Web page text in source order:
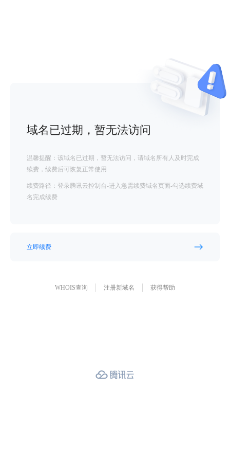
域名已过期，暂无法访问
温馨提醒：该域名已过期，暂无法访问，请域名所有人及时完成
续费，续费后可恢复正常使用
续费路径：登录腾讯云控制台-进入急需续费域名页面-勾选续费域
名完成续费
立即续费
WHOIS查询 注册新域名 获得帮助